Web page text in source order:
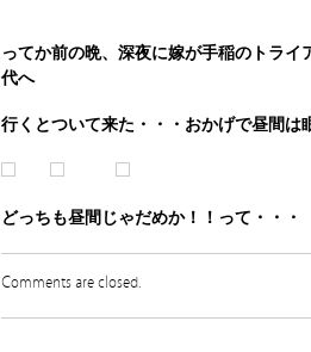
ってか前の晩、深夜に嫁が手稲のトラ
代へ
行くとついて来た・・・おかげで昼間は
どっちも昼間じゃだめか！！って・・・
Comments are closed.